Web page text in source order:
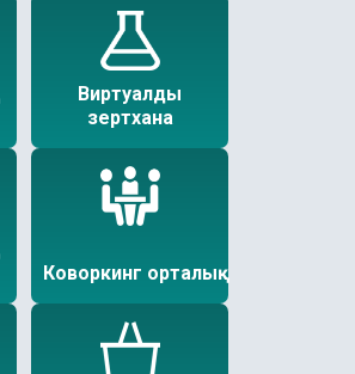
Виртуалды
зертхана
Коворкинг орталық